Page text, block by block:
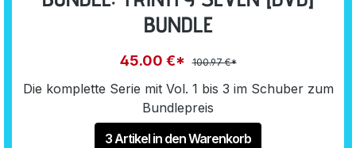
BUNDLE
45.00 €* 100.97 €*
Die komplette Serie mit Vol. 1 bis 3 im Schuber zum
Bundlepreis
3 Artikel in den Warenkorb